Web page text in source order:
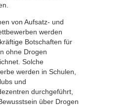
von Aufsatz- und
werden
Botschaften für
ohne Drogen
Solche
werden in Schulen,
und
durchgeführt,
über Drogen